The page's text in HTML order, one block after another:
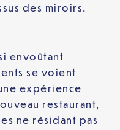
des miroirs.
envoûtant
se voient
expérience
restaurant,
ne résidant pas